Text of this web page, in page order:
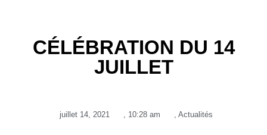
CÉLÉBRATION DU 14
JUILLET
juillet 14, 2021 , 10:28 am , Actualités